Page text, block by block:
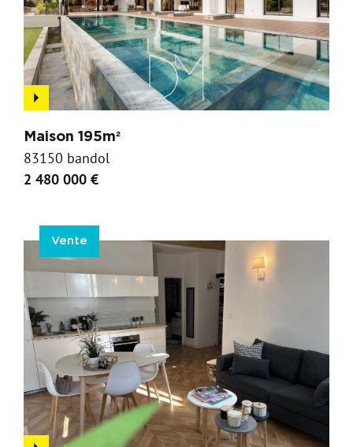
Maison 195m²
83150 bandol
2 480 000 €
Vente